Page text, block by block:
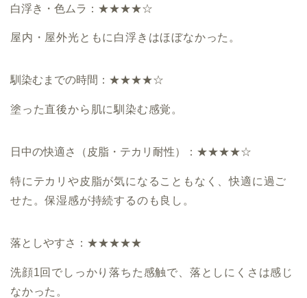
白浮き・色ムラ：★★★★☆
屋内・屋外光ともに白浮きはほぼなかった。
馴染むまでの時間：★★★★☆
塗った直後から肌に馴染む感覚。
日中の快適さ（皮脂・テカリ耐性）：★★★★☆
特にテカリや皮脂が気になることもなく、快適に過ご
せた。保湿感が持続するのも良し。
落としやすさ：★★★★★
洗顔1回でしっかり落ちた感触で、落としにくさは感じ
なかった。